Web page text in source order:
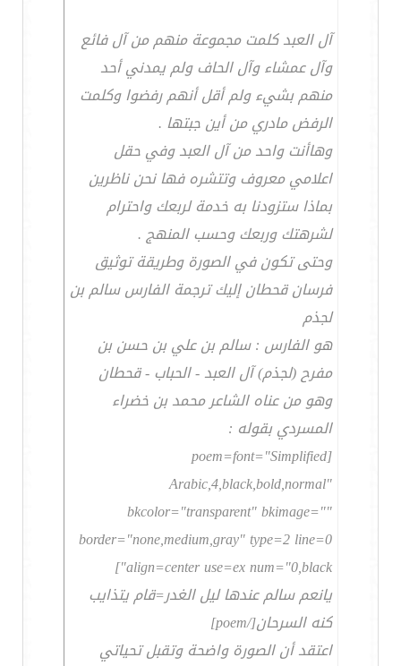
آل العبد كلمت مجموعة منهم من آل فائع
وآل عمشاء وآل الحاف ولم يمدني أحد
منهم بشيء ولم أقل أنهم رفضوا وكلمت
الرفض مادري من أين جبتها .
وهاأنت واحد من آل العبد وفي حقل
اعلامي معروف وتتشره فها نحن ناظرين
بماذا ستزودنا به خدمة لربعك واحترام
لشرهتك وربعك وحسب المنهج .
وحتى تكون في الصورة وطريقة توثيق
فرسان قحطان إليك ترجمة الفارس سالم بن
لجذم
هو الفارس : سالم بن علي بن حسن بن
مفرح (لجذم) آل العبد - الحباب - قحطان
وهو من عناه الشاعر محمد بن خضراء
المسردي بقوله :
[poem=font="Simplified
Arabic,4,black,bold,normal"
bkcolor="transparent" bkimage=""
border="none,medium,gray" type=2 line=0
align=center use=ex num="0,black"]
يانعم سالم عندها ليل الغدر=قام يتذايب
كنه السرحان[/poem]
اعتقد أن الصورة واضحة وتقبل تحياتي